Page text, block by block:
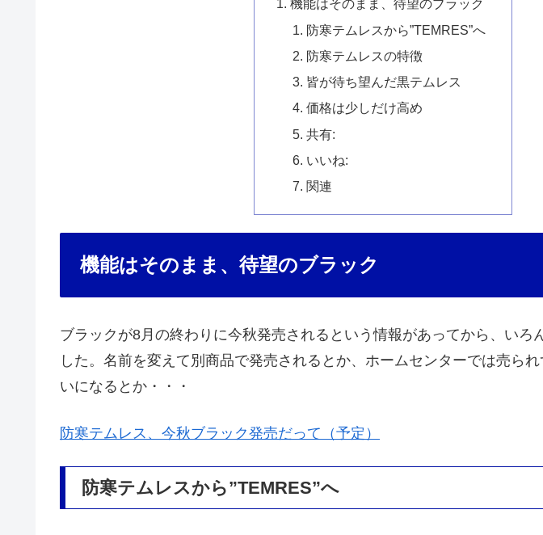
機能はそのまま、待望のブラック
防寒テムレスから”TEMRES”へ
防寒テムレスの特徴
皆が待ち望んだ黒テムレス
価格は少しだけ高め
共有:
いいね:
関連
機能はそのまま、待望のブラック
ブラックが8月の終わりに今秋発売されるという情報があってから、いろ
した。名前を変えて別商品で発売されるとか、ホームセンターでは売ら
いになるとか・・・
防寒テムレス、今秋ブラック発売だって（予定）
防寒テムレスから”TEMRES”へ